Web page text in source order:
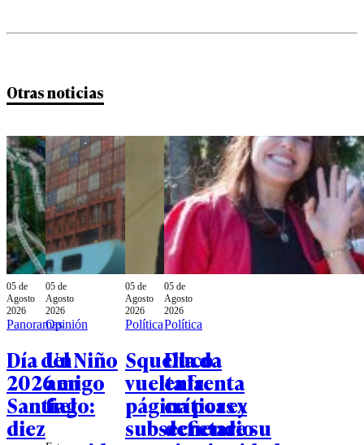
Otras noticias
05 de
Agosto
2026
Panoramas
Día del Niño
2026 en
Santiago:
diez
05 de
Agosto
2026
Opinión
Un
amigo
fiel
05 de
Agosto
2026
Política
Squella da
vuelta la
página por ex
subsecretario
05 de
Agosto
2026
Política
Duco
enfrenta
críticas y
defiende su